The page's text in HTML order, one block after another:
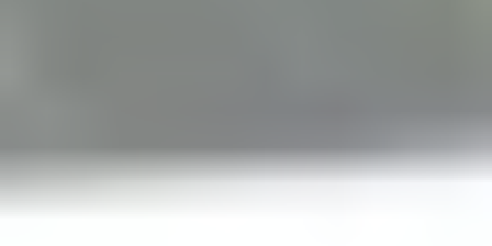
Restaurant,
Events &